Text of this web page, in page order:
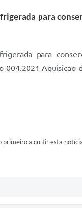
para
para
004.2021-Aquisicao-
primeiro a curtir esta